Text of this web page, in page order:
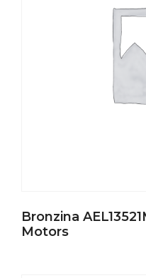
Bronzina
Motors